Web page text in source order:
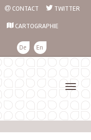
CONTACT TWITTER
CARTOGRAPHIE
De En